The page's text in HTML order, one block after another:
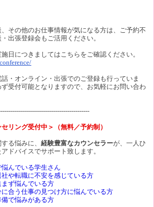
その他のお仕事情報が気になる方は、ご予約不
出張登録会もご活用ください。
日につきましてはこちらをご確認ください。
・オンライン・出張でのご登録も行っていま
受付可能となりますので、お気軽にお問い合わ
リング受付中＞（無料／予約制）
る悩みに、 経験豊富なカウンセラーが、一人ひ
ドバイスでサポート致します。
んでいる学生さん
や転職に不安を感じている方
ず悩んでいる方
合う仕事の見つけ方に悩んでいる方
で悩みがある方